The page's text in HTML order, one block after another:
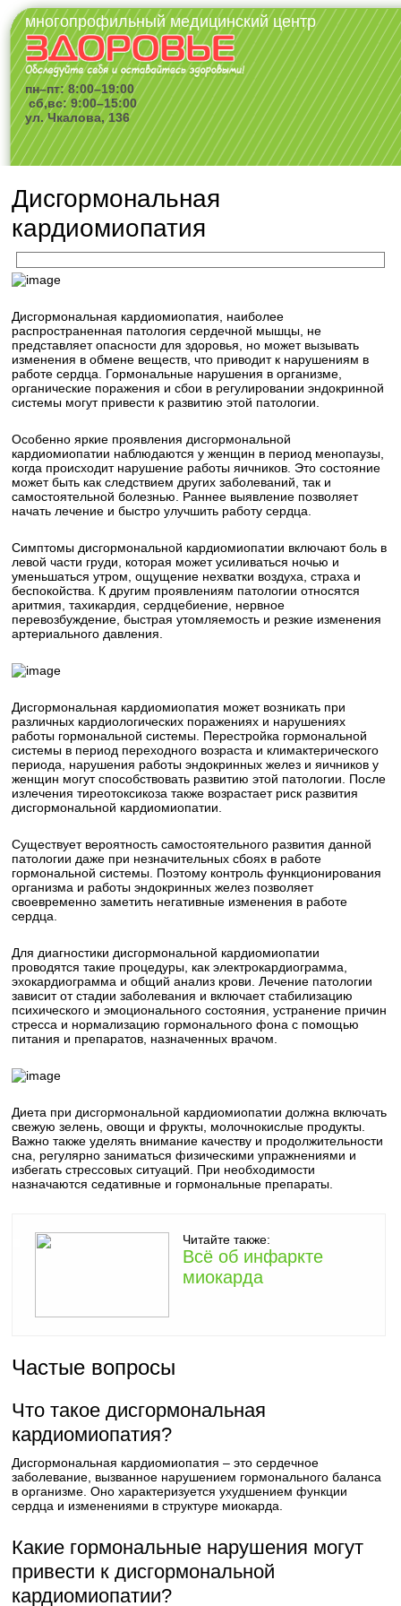
многопрофильный медицинский центр
пн–пт: 8:00–19:00
сб,вс: 9:00–15:00
ул. Чкалова, 136
Дисгормональная
кардиомиопатия
Дисгормональная кардиомиопатия, наиболее
распространенная патология сердечной мышцы, не
представляет опасности для здоровья, но может вызывать
изменения в обмене веществ, что приводит к нарушениям в
работе сердца. Гормональные нарушения в организме,
органические поражения и сбои в регулировании эндокринной
системы могут привести к развитию этой патологии.
Особенно яркие проявления дисгормональной
кардиомиопатии наблюдаются у женщин в период менопаузы,
когда происходит нарушение работы яичников. Это состояние
может быть как следствием других заболеваний, так и
самостоятельной болезнью. Раннее выявление позволяет
начать лечение и быстро улучшить работу сердца.
Симптомы дисгормональной кардиомиопатии включают боль в
левой части груди, которая может усиливаться ночью и
уменьшаться утром, ощущение нехватки воздуха, страха и
беспокойства. К другим проявлениям патологии относятся
аритмия, тахикардия, сердцебиение, нервное
перевозбуждение, быстрая утомляемость и резкие изменения
артериального давления.
Дисгормональная кардиомиопатия может возникать при
различных кардиологических поражениях и нарушениях
работы гормональной системы. Перестройка гормональной
системы в период переходного возраста и климактерического
периода, нарушения работы эндокринных желез и яичников у
женщин могут способствовать развитию этой патологии. После
излечения тиреотоксикоза также возрастает риск развития
дисгормональной кардиомиопатии.
Существует вероятность самостоятельного развития данной
патологии даже при незначительных сбоях в работе
гормональной системы. Поэтому контроль функционирования
организма и работы эндокринных желез позволяет
своевременно заметить негативные изменения в работе
сердца.
Для диагностики дисгормональной кардиомиопатии
проводятся такие процедуры, как электрокардиограмма,
эхокардиограмма и общий анализ крови. Лечение патологии
зависит от стадии заболевания и включает стабилизацию
психического и эмоционального состояния, устранение причин
стресса и нормализацию гормонального фона с помощью
питания и препаратов, назначенных врачом.
Диета при дисгормональной кардиомиопатии должна включать
свежую зелень, овощи и фрукты, молочнокислые продукты.
Важно также уделять внимание качеству и продолжительности
сна, регулярно заниматься физическими упражнениями и
избегать стрессовых ситуаций. При необходимости
назначаются седативные и гормональные препараты.
Читайте также:
Всё об инфаркте
миокарда
Частые вопросы
Что такое дисгормональная
кардиомиопатия?
Дисгормональная кардиомиопатия – это сердечное
заболевание, вызванное нарушением гормонального баланса
в организме. Оно характеризуется ухудшением функции
сердца и изменениями в структуре миокарда.
Какие гормональные нарушения могут
привести к дисгормональной
кардиомиопатии?